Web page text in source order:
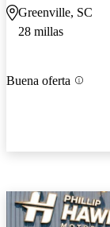
Greenville, SC
28 millas
Buena oferta